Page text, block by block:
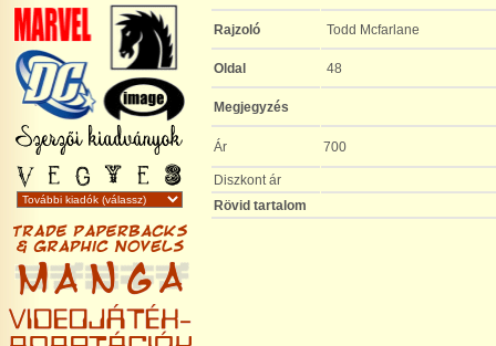
Rajzoló Todd Mcfarlane
Oldal 48
Megjegyzés
Ár 700
Diszkont ár
Rövid tartalom